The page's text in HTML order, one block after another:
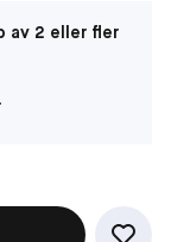
av 2 eller fler